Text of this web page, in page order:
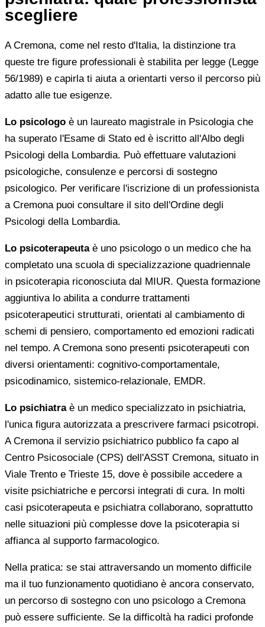
scegliere
A Cremona, come nel resto d'Italia, la distinzione tra
queste tre figure professionali è stabilita per legge (Legge
56/1989) e capirla ti aiuta a orientarti verso il percorso più
adatto alle tue esigenze.
Lo psicologo è un laureato magistrale in Psicologia che
ha superato l'Esame di Stato ed è iscritto all'Albo degli
Psicologi della Lombardia. Può effettuare valutazioni
psicologiche, consulenze e percorsi di sostegno
psicologico. Per verificare l'iscrizione di un professionista
a Cremona puoi consultare il sito dell'Ordine degli
Psicologi della Lombardia.
Lo psicoterapeutaè uno psicologo o un medico che ha
completato una scuola di specializzazione quadriennale
in psicoterapia riconosciuta dal MIUR. Questa formazione
aggiuntiva lo abilita a condurre trattamenti
psicoterapeutici strutturati, orientati al cambiamento di
schemi di pensiero, comportamento ed emozioni radicati
nel tempo. A Cremona sono presenti psicoterapeuti con
diversi orientamenti: cognitivo-comportamentale,
psicodinamico, sistemico-relazionale, EMDR.
Lo psichiatraè un medico specializzato in psichiatria,
l'unica figura autorizzata a prescrivere farmaci psicotropi.
A Cremona il servizio psichiatrico pubblico fa capo al
Centro Psicosociale (CPS) dell'ASST Cremona, situato in
Viale Trento e Trieste 15, dove è possibile accedere a
visite psichiatriche e percorsi integrati di cura. In molti
casi psicoterapeuta e psichiatra collaborano, soprattutto
nelle situazioni più complesse dove la psicoterapia si
affianca al supporto farmacologico.
Nella pratica: se stai attraversando un momento difficile
ma il tuo funzionamento quotidiano è ancora conservato,
un percorso di sostegno con uno psicologo a Cremona
può essere sufficiente. Se la difficoltà ha radici profonde